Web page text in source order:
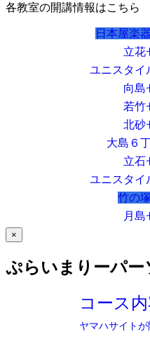
各教室の開講情報はこちら
日本屋楽
立花
ユニスタイ
向島
若竹
北砂
大島６
立石
ユニスタイ
竹の
月島
×
ぷらいまりーパー
コース
ヤマハサイト